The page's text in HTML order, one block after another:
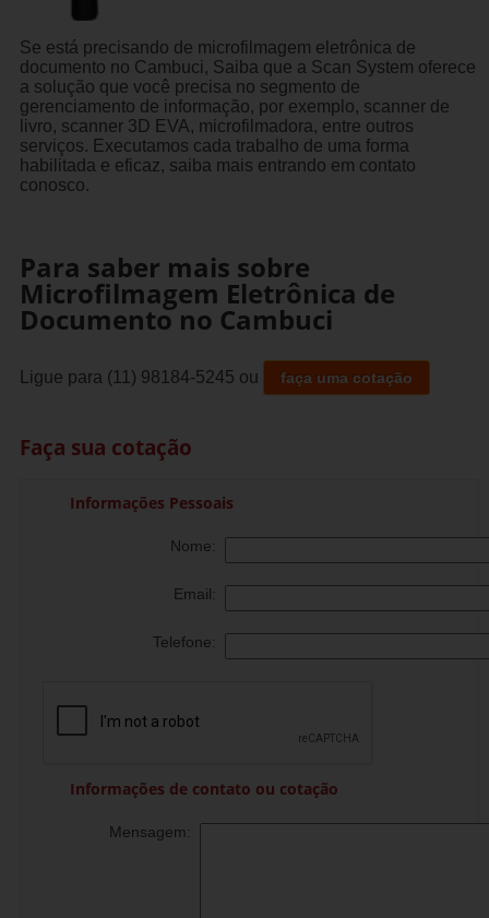
Se está precisando de microfilmagem eletrônica de
documento no Cambuci, Saiba que a Scan System oferece
a solução que você precisa no segmento de
gerenciamento de informação, por exemplo, scanner de
livro, scanner 3D EVA, microfilmadora, entre outros
serviços. Executamos cada trabalho de uma forma
habilitada e eficaz, saiba mais entrando em contato
conosco.
Para saber mais sobre
Microfilmagem Eletrônica de
Documento no Cambuci
Ligue para (11) 98184-5245 ou faça uma cotação
Faça sua cotação
Informações Pessoais
Nome:
Email:
Telefone:
Informações de contato ou cotação
Mensagem: